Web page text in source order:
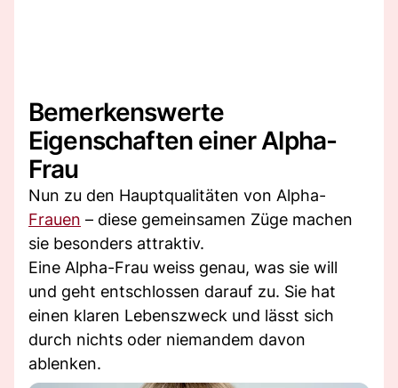
Bemerkenswerte
Eigenschaften einer Alpha-
Frau
Nun zu den Hauptqualitäten von Alpha-
Frauen – diese gemeinsamen Züge machen
sie besonders attraktiv.
Eine Alpha-Frau weiss genau, was sie will
und geht entschlossen darauf zu. Sie hat
einen klaren Lebenszweck und lässt sich
durch nichts oder niemandem davon
ablenken.